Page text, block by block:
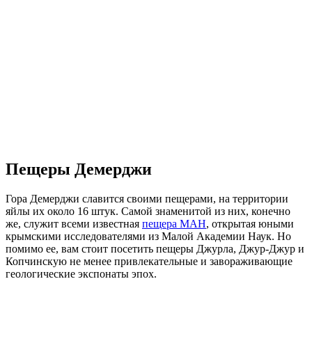
Пещеры Демерджи
Гора Демерджи славится своими пещерами, на территории
яйлы их около 16 штук. Самой знаменитой из них, конечно
же, служит всеми известная пещера МАН, открытая юными
крымскими исследователями из Малой Академии Наук. Но
помимо ее, вам стоит посетить пещеры Джурла, Джур-Джур и
Копчинскую не менее привлекательные и завораживающие
геологические экспонаты эпох.